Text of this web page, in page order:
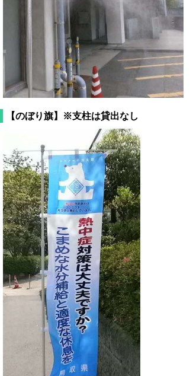
【のぼり旗】※支柱は貸出なし